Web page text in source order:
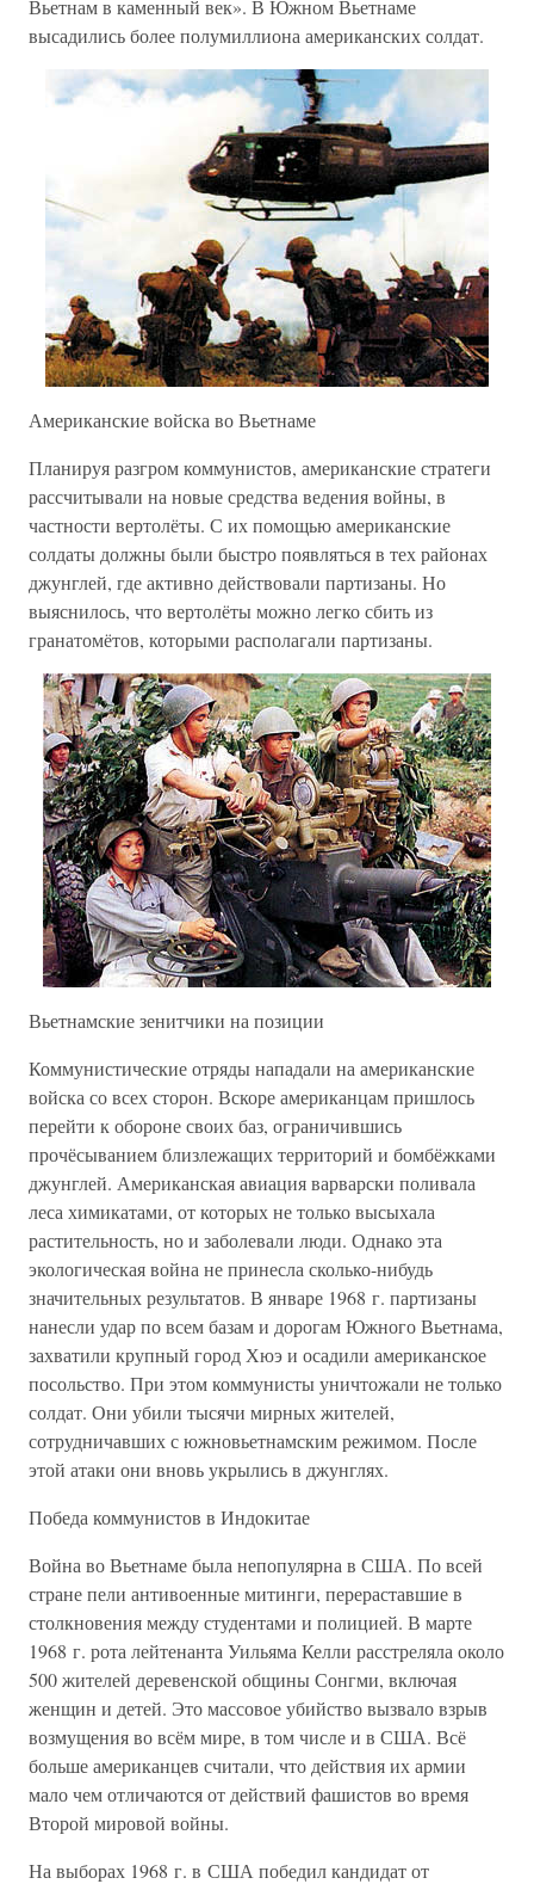
Вьетнам в каменный век». В Южном Вьетнаме
высадились более полумиллиона американских солдат.
Американские войска во Вьетнаме
Планируя разгром коммунистов, американские стратеги
рассчитывали на новые средства ведения войны, в
частности вертолёты. С их помощью американские
солдаты должны были быстро появляться в тех районах
джунглей, где активно действовали партизаны. Но
выяснилось, что вертолёты можно легко сбить из
гранатомётов, которыми располагали партизаны.
Вьетнамские зенитчики на позиции
Коммунистические отряды нападали на американские
войска со всех сторон. Вскоре американцам пришлось
перейти к обороне своих баз, ограничившись
прочёсыванием близлежащих территорий и бомбёжками
джунглей. Американская авиация варварски поливала
леса химикатами, от которых не только высыхала
растительность, но и заболевали люди. Однако эта
экологическая война не принесла сколько-нибудь
значительных результатов. В январе 1968 г. партизаны
нанесли удар по всем базам и дорогам Южного Вьетнама,
захватили крупный город Хюэ и осадили американское
посольство. При этом коммунисты уничтожали не только
солдат. Они убили тысячи мирных жителей,
сотрудничавших с южновьетнамским режимом. После
этой атаки они вновь укрылись в джунглях.
Победа коммунистов в Индокитае
Война во Вьетнаме была непопулярна в США. По всей
стране пели антивоенные митинги, перераставшие в
столкновения между студентами и полицией. В марте
1968 г. рота лейтенанта Уильяма Келли расстреляла около
500 жителей деревенской общины Сонгми, включая
женщин и детей. Это массовое убийство вызвало взрыв
возмущения во всём мире, в том числе и в США. Всё
больше американцев считали, что действия их армии
мало чем отличаются от действий фашистов во время
Второй мировой войны.
На выборах 1968 г. в США победил кандидат от